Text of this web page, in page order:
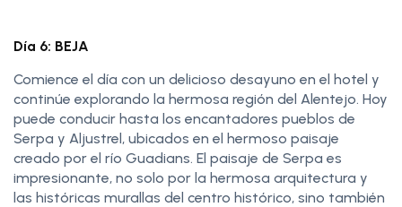
Día 6: BEJA
Comience el día con un delicioso desayuno en el hotel y
continúe explorando la hermosa región del Alentejo. Hoy
puede conducir hasta los encantadores pueblos de
Serpa y Aljustrel, ubicados en el hermoso paisaje
creado por el río Guadians. El paisaje de Serpa es
impresionante, no solo por la hermosa arquitectura y
las históricas murallas del centro histórico, sino también